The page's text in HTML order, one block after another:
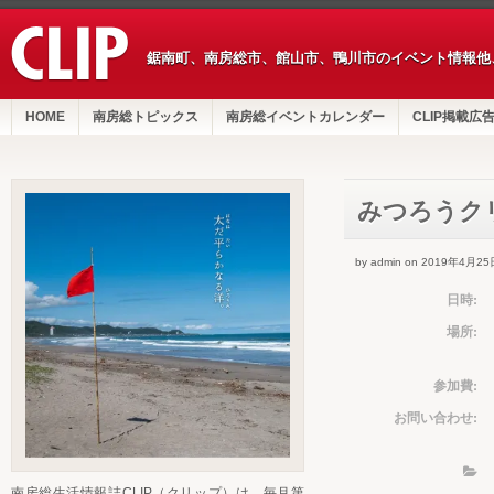
鋸南町、南房総市、館山市、鴨川市のイベント情報
HOME 南房総トピックス 南房総イベントカレンダー CLIP掲載広告
みつろうク
by admin on 2019年4月25
日時:
場所:
参加費:
お問い合わせ: